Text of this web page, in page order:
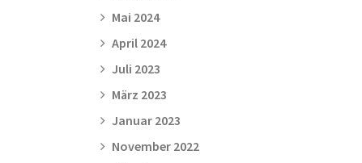
Mai 2024
April 2024
Juli 2023
März 2023
Januar 2023
November 2022